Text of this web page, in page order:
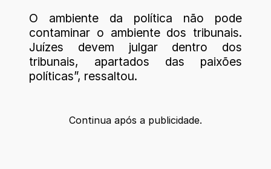
O ambiente da política não pode
contaminar o ambiente dos tribunais.
Juízes devem julgar dentro dos
tribunais, apartados das paixões
políticas”, ressaltou.
Continua após a publicidade.